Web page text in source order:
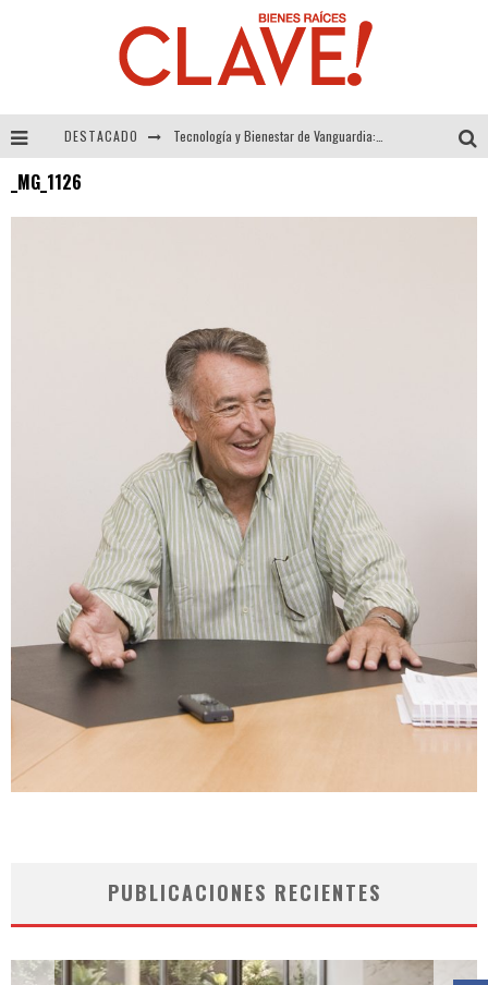
DESTACADO
Alexandra Bedoya – La Constancia detrás de La Paletería
_MG_1126
PUBLICACIONES RECIENTES